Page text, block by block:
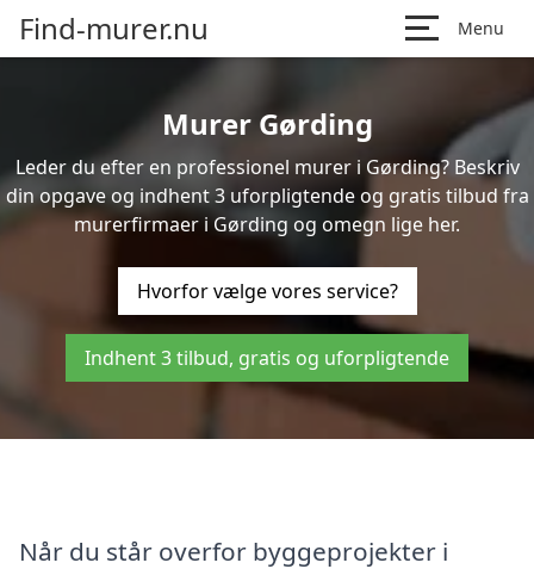
Find-murer.nu Menu
Murer Gørding
Leder du efter en professionel murer i Gørding? Beskriv
din opgave og indhent 3 uforpligtende og gratis tilbud fra
murerfirmaer i Gørding og omegn lige her.
Hvorfor vælge vores service?
Indhent 3 tilbud, gratis og uforpligtende
Når du står overfor byggeprojekter i